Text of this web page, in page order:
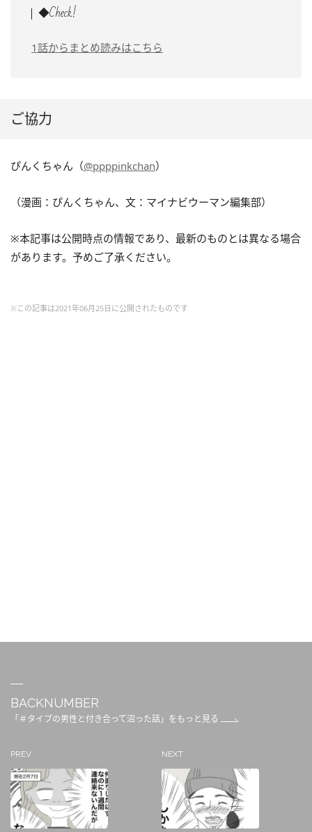
◆Check!
1話からまとめ読みはこちら
ご協力
ぴんくちゃん（@ppppinkchan）
（漫画：ぴんくちゃん、文：マイナビウーマン編集部）
※本記事は公開時点の情報であり、最新のものとは異なる場合
があります。予めご了承ください。
※この記事は2021年06月25日に公開されたものです
BACKNUMBER
「＃タイプの男性と付き合って沼った話」をもっと見る
PREV NEXT